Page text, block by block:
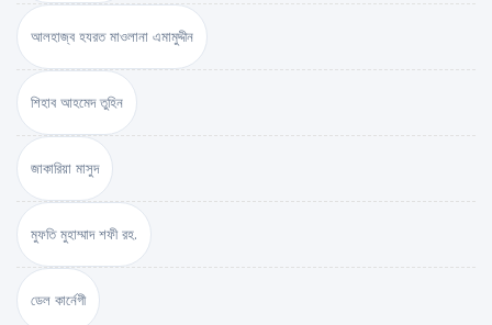
আলহাজ্ব হযরত মাওলানা এমামুদ্দীন
শিহাব আহমেদ তুহিন
জাকারিয়া মাসুদ
মুফতি মুহাম্মাদ শফী রহ.
ডেল কার্নেগী